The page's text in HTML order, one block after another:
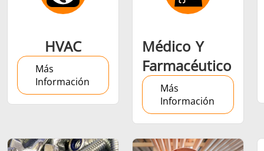
HVAC
Más
Información
Médico Y
Farmacéutico
Más
Información